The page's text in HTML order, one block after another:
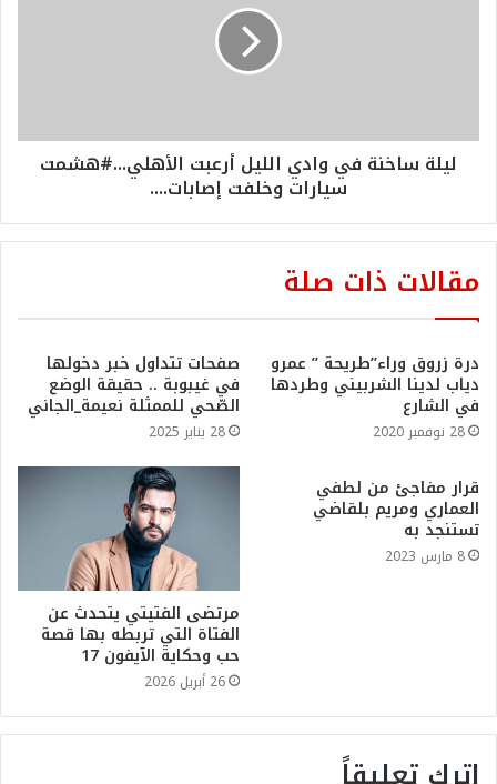
ليلة ساخنة في وادي الليل أرعبت الأهلي...#هشمت
سيارات وخلفت إصابات....
مقالات ذات صلة
درة زروق وراء”طريحة ” عمرو
دياب لدينا الشربيني وطردها
في الشارع
28 نوفمبر 2020
صفحات تتداول خبر دخولها
في غيبوبة .. حقيقة الوضع
الصّحي للممثلة نعيمة_الجاني
28 يناير 2025
قرار مفاجئ من لطفي
العماري ومريم بلقاضي
تستنجد به
8 مارس 2023
مرتضى الفتيتي يتحدث عن
الفتاة التي تربطه بها قصة
حب وحكاية الآيفون 17
26 أبريل 2026